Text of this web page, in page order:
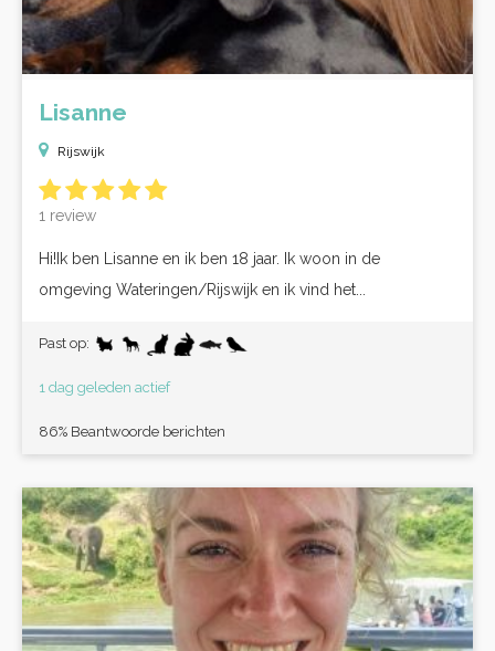
Lisanne
Rijswijk
1 review
Hi!Ik ben Lisanne en ik ben 18 jaar. Ik woon in de
omgeving Wateringen/Rijswijk en ik vind het...
Past op:
1 dag geleden actief
86% Beantwoorde berichten